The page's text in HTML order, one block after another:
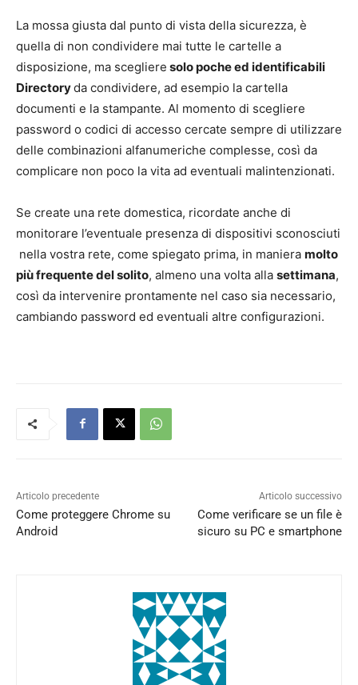
La mossa giusta dal punto di vista della sicurezza, è
quella di non condividere mai tutte le cartelle a
disposizione, ma scegliere solo poche ed identificabili
Directoryda condividere, ad esempio la cartella
documenti e la stampante. Al momento di scegliere
password o codici di accesso cercate sempre di utilizzare
delle combinazioni alfanumeriche complesse, così da
complicare non poco la vita ad eventuali malintenzionati.
Se create una rete domestica, ricordate anche di
monitorare l’eventuale presenza di dispositivi sconosciuti
nella vostra rete, come spiegato prima, in maniera molto
più frequente del solito, almeno una volta alla settimana,
così da intervenire prontamente nel caso sia necessario,
cambiando password ed eventuali altre configurazioni.
Articolo precedente
Come proteggere Chrome su
Android
Articolo successivo
Come verificare se un file è
sicuro su PC e smartphone